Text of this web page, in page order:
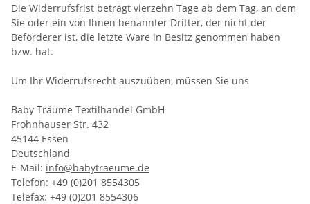
Die Widerrufsfrist beträgt vierzehn Tage ab dem Tag, an dem
Sie oder ein von Ihnen benannter Dritter, der nicht der
Beförderer ist, die letzte Ware in Besitz genommen haben
bzw. hat.
Um Ihr Widerrufsrecht auszuüben, müssen Sie uns
Baby Träume Textilhandel GmbH
Frohnhauser Str. 432
45144 Essen
Deutschland
E-Mail: info@babytraeume.de
Telefon: +49 (0)201 8554305
Telefax: +49 (0)201 8554306